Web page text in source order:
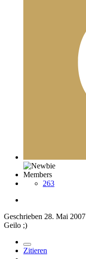
Members
263
Geschrieben 28. Mai 2007
Geilo ;)
Zitieren